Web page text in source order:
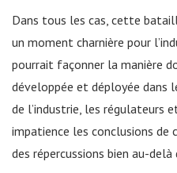
Dans tous les cas, cette
un moment charnière pour
pourrait façonner la manière
développée et déployée dans
de l’industrie, les régulateurs
impatience les conclusions
des répercussions bien au-